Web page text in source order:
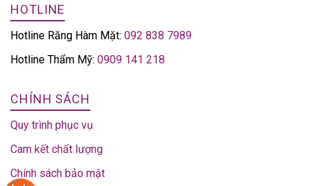
HOTLINE
Hotline Răng Hàm Mặt: 092 838 7989
Hotline Thẩm Mỹ: 0909 141 218
CHÍNH SÁCH
Quy trình phục vụ
Cam kết chất lượng
Chính sách bảo mật